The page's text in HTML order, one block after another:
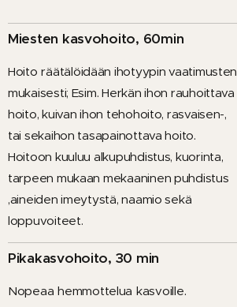
Miesten kasvohoito, 60min
Hoito räätälöidään ihotyypin vaatimusten
mukaisesti; Esim. Herkän ihon rauhoittava
hoito, kuivan ihon tehohoito, rasvaisen-,
tai sekaihon tasapainottava hoito.
Hoitoon kuuluu alkupuhdistus, kuorinta,
tarpeen mukaan mekaaninen puhdistus
,aineiden imeytystä, naamio sekä
loppuvoiteet.
Pikakasvohoito, 30 min
Nopeaa hemmottelua kasvoille.